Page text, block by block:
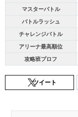
マスターバトル
バトルラッシュ
チャレンジバトル
アリーナ最高順位
攻略班プロフ
ツイート